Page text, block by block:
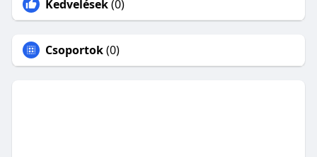
Kedvelések(0)
Csoportok(0)